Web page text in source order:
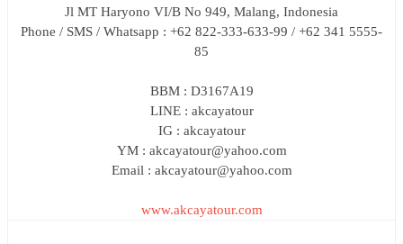
Jl MT Haryono VI/B No 949, Malang, Indonesia
Phone / SMS / Whatsapp : +62 822-333-633-99 / +62 341 5555-
85
BBM : D3167A19
LINE : akcayatour
IG : akcayatour
YM : akcayatour@yahoo.com
Email : akcayatour@yahoo.com
www.akcayatour.com